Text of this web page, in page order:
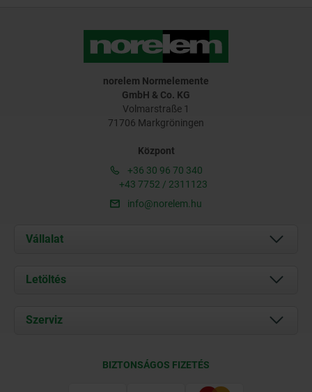
norelem Normelemente
GmbH & Co. KG
Volmarstraße 1
71706 Markgröningen
Központ
+36 30 96 70 340
+43 7752 / 2311123
info@norelem.hu
Vállalat
Rólunk
Kapcsolat
Letöltés
Documents
Szerviz
BIZTONSÁGOS FIZETÉS